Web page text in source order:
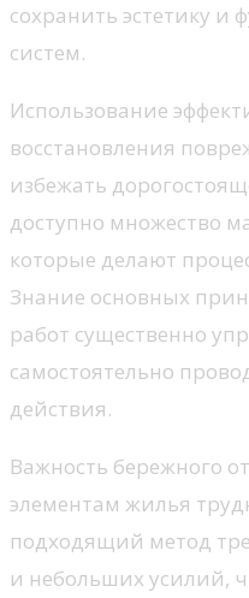
сохранить эстетику и
систем.
Использование
восстановления
избежать
доступно множество
которые делают
Знание основных
работ существенно
самостоятельно
действия.
Важность бережного
элементам жилья
подходящий метод
и небольших усилий,